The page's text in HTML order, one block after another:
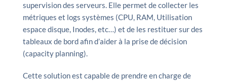
supervision des serveurs. Elle permet de collecter les
métriques et logs systèmes (CPU, RAM, Utilisation
espace disque, Inodes, etc…) et de les restituer sur des
tableaux de bord afin d’aider à la prise de décision
(capacity planning).
Cette solution est capable de prendre en charge de